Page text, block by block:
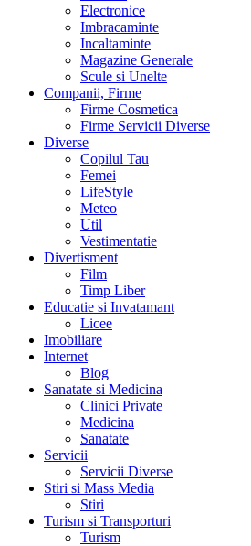
Electronice
Imbracaminte
Incaltaminte
Magazine Generale
Scule si Unelte
Companii, Firme
Firme Cosmetica
Firme Servicii Diverse
Diverse
Copilul Tau
Femei
LifeStyle
Meteo
Util
Vestimentatie
Divertisment
Film
Timp Liber
Educatie si Invatamant
Licee
Imobiliare
Internet
Blog
Sanatate si Medicina
Clinici Private
Medicina
Sanatate
Servicii
Servicii Diverse
Stiri si Mass Media
Stiri
Turism si Transporturi
Turism